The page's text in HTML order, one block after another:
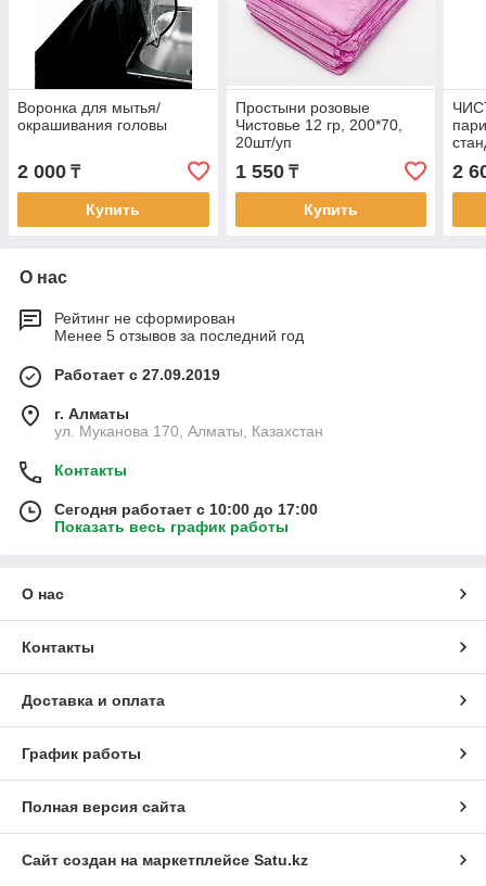
Воронка для мытья/
окрашивания головы
2 000 ₸
Купить
Простыни розовые
Чистовье 12 гр, 200*70,
20шт/уп
1 550₸
Купить
2
О нас
Рейтинг не сформирован
Менее 5 отзывов за последний год
Работает с 27.09.2019
г. Алматы
ул. Муканова 170, Алматы, Казахстан
Контакты
Сегодня работает с 10:00 до 17:00
Показать весь график работы
О нас
Контакты
Доставка и оплата
График работы
Полная версия сайта
Сайт создан на маркетплейсе Satu.kz